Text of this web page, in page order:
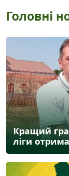
Головні
Кращий
ліги